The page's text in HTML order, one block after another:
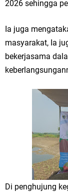
2026 sehingga
Ia juga
masyarakat, Ia
bekerjasama
Di penghujung